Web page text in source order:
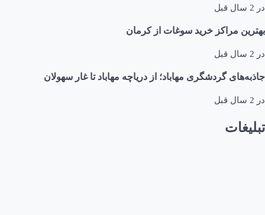
در 2 سال قبل
بهترین مراکز خرید سوغات از کرمان
در 2 سال قبل
جاذبه‌های گردشگری مهاباد؛ از دریاچه مهاباد تا غار سهولان
در 2 سال قبل
تبلیغات